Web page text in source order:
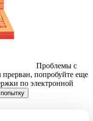
Проблемы с
попробуйте еще
по электронной